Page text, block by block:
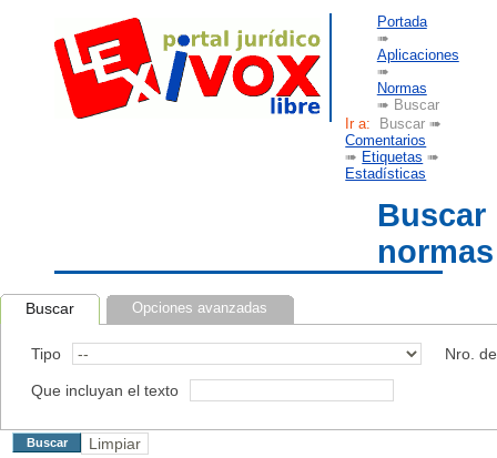
Portada
➠
Aplicaciones
➠
Normas
➠ Buscar
Ir a: Buscar ➠
Comentarios
➠ Etiquetas ➠
Estadísticas
Buscar
normas
Buscar Opciones avanzadas
Tipo Nro.
Que incluyan el texto